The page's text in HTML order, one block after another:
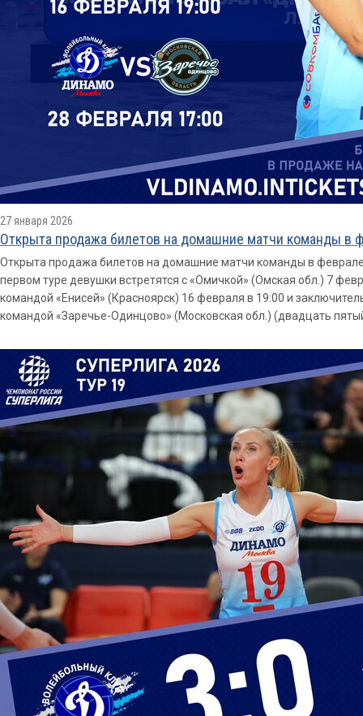
27 января 2026
Открыта продажа билетов на домашние матчи команды в
Открыта продажа билетов на домашние матчи команды в
первом туре девушки встретятся с «Омичкой» (Омская обл.) 7
командой «Енисей» (Красноярск) 16 февраля в 19:00 и
командой «Заречье-Одинцово» (Московская обл.) (двадцать